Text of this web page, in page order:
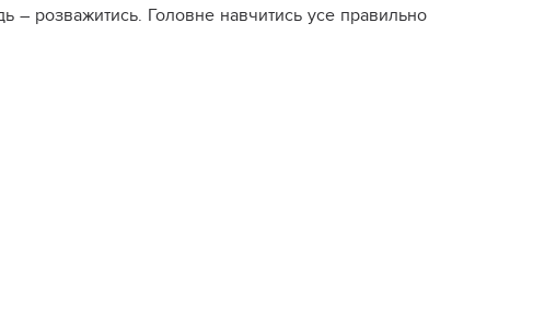
– розважитись. Головне навчитись усе правильно